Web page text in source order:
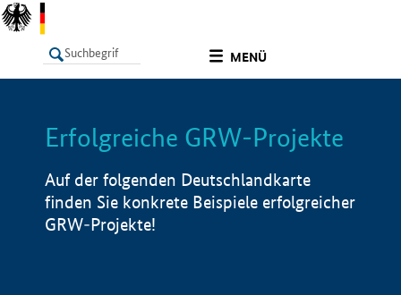
MENÜ
LISTE Info
Erfolgreiche GRW-Projekte
Auf der folgenden Deutschlandkarte
finden Sie konkrete Beispiele erfolgreicher
GRW-Projekte!